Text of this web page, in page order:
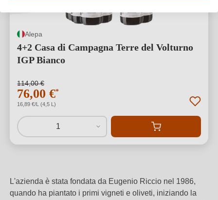
Alepa
4+2 Casa di Campagna Terre del Volturno
IGP Bianco
114,00 €
76,00 €*
16,89 €/L (4,5 L)
1
L'azienda è stata fondata da Eugenio Riccio nel 1986,
quando ha piantato i primi vigneti e oliveti, iniziando la